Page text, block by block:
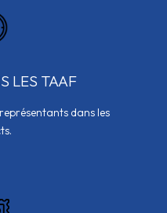
LES TAAF
dans les